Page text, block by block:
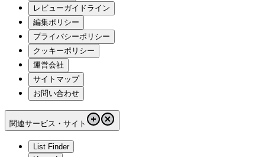
レビューガイドライン
編集ポリシー
プライバシーポリシー
クッキーポリシー
運営会社
サイトマップ
お問い合わせ
関連サービス・サイト
List Finder